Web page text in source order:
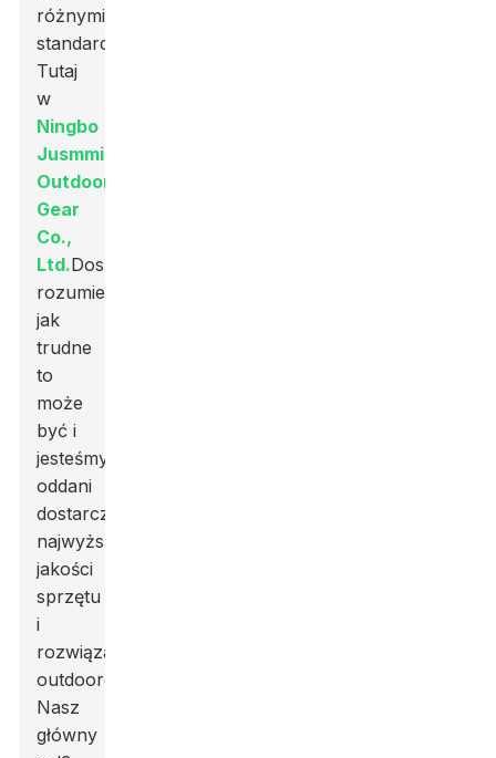
różnymi
standardami.
Tutaj
w
Ningbo
Jusmmile
Outdoor
Gear
Co.,
Ltd.Doskonale
rozumiemy,
jak
trudne
to
może
być i
jesteśmy
oddani
dostarczaniu
najwyższej
jakości
sprzętu
i
rozwiązań
outdoorowych.
Nasz
główny